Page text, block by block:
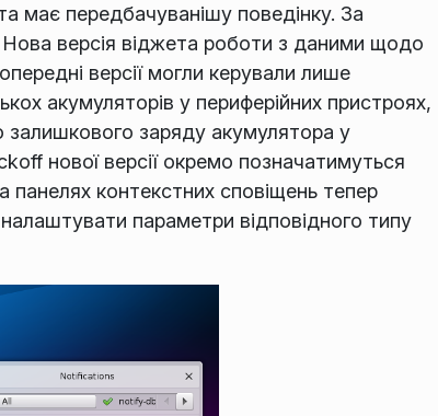
має передбачуванішу поведінку. За
версія віджета роботи з даними щодо
версії могли керували лише
акумуляторів у периферійних пристроях,
залишкового заряду акумулятора у
нової версії окремо позначатимуться
панелях контекстних сповіщень тепер
параметри відповідного типу